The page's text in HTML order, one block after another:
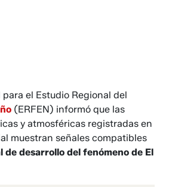
el Estudio Regional del
(ERFEN) informó que las
y atmosféricas registradas en
muestran señales compatibles
de desarrollo del fenómeno de El